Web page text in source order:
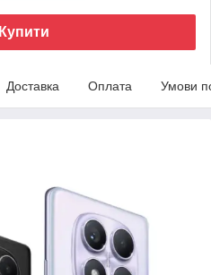
Купити
Доставка Оплата Умови